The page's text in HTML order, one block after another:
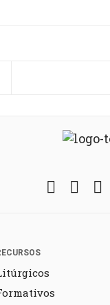
REÚNE
Facebook
Twitter